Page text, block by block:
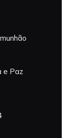
e Paz